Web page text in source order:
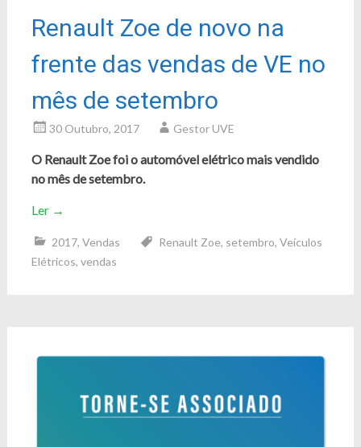
Renault Zoe de novo na
frente das vendas de VE no
mês de setembro
30 Outubro, 2017 Gestor UVE
O Renault Zoe foi o automóvel elétrico mais vendido
no mês de setembro.
Ler →
2017, Vendas Renault Zoe, setembro, Veículos
Elétricos, vendas